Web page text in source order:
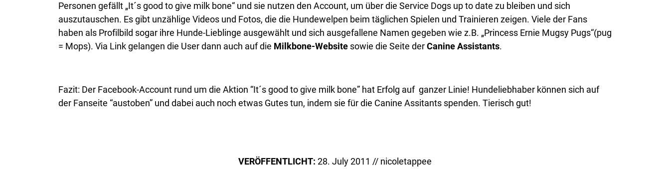
Personen gefällt „It´s good to give milk bone“ und sie nutzen den Account, um über die Service Dogs up to date zu bleiben und sich
auszutauschen. Es gibt unzählige Videos und Fotos, die die Hundewelpen beim täglichen Spielen und Trainieren zeigen. Viele der Fans
haben als Profilbild sogar ihre Hunde-Lieblinge ausgewählt und sich ausgefallene Namen gegeben wie z.B. „Princess Ernie Mugsy Pugs“(pug
= Mops). Via Link gelangen die User dann auch auf die Milkbone-Website sowie die Seite derCanine Assistants.
Fazit: Der Facebook-Account rund um die Aktion “It´s good to give milk bone” hat Erfolg auf ganzer Linie! Hundeliebhaber können sich auf
der Fanseite “austoben” und dabei auch noch etwas Gutes tun, indem sie für die Canine Assitants spenden. Tierisch gut!
VERÖFFENTLICHT: 28. July 2011 // nicoletappee